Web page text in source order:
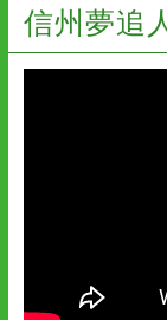
信州夢追